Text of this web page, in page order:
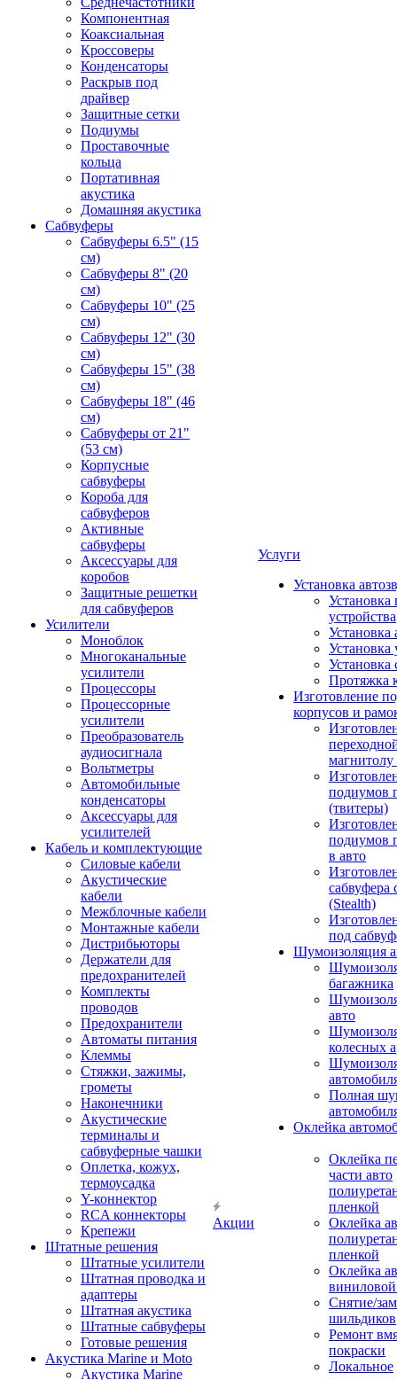
Компонентная
Коаксиальная
Кроссоверы
Конденсаторы
Раскрыв под
драйвер
Защитные сетки
Подиумы
Проставочные
кольца
Портативная
акустика
Домашняя акустика
Сабвуферы
Сабвуферы 6.5" (15
см)
Сабвуферы 8" (20
см)
Сабвуферы 10" (25
см)
Сабвуферы 12" (30
см)
Сабвуферы 15" (38
см)
Сабвуферы 18" (46
см)
Сабвуферы от 21"
(53 см)
Корпусные
сабвуферы
Короба для
сабвуферов
Активные
сабвуферы
Аксессуары для
коробов
Защитные решетки
для сабвуферов
Усилители
Моноблок
Многоканальные
усилители
Процессоры
Процессорные
усилители
Преобразователь
аудиосигнала
Вольтметры
Автомобильные
конденсаторы
Аксессуары для
усилителей
Кабель и комплектующие
Силовые кабели
Акустические
кабели
Межблочные кабели
Монтажные кабели
Дистрибьюторы
Держатели для
предохранителей
Комплекты
проводов
Предохранители
Автоматы питания
Клеммы
Стяжки, зажимы,
грометы
Наконечники
Акустические
терминалы и
сабвуферные чашки
Оплетка, кожух,
термоусадка
Y-коннектор
RCA коннекторы
Крепежи
Штатные решения
Штатные усилители
Штатная проводка и
адаптеры
Штатная акустика
Штатные сабвуферы
Готовые решения
Акустика Marine и Moto
Акустика Marine
Акции
Услуги
Установка
Установка
устройства
Установка
Установка
Установка
Протяжка
Изготовление
корпусов и
подиумов
(твитеры)
подиумов
в авто
сабвуфера
(Stealth)
под
Шумоизоляция
багажника
авто
колесных
Полная
Оклейка
Оклейка
части авто
пленкой
Оклейка
пленкой
Оклейка
Снятие/
шильдиков
Ремонт
покраски
Локальное